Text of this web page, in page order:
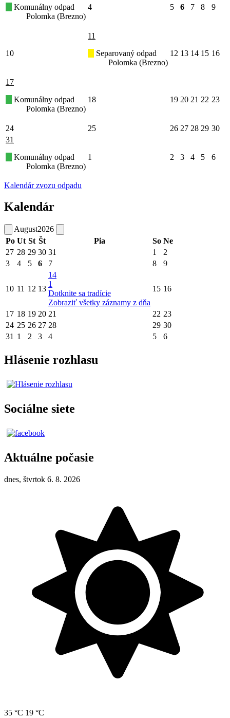
Komunálny odpad
Polomka (Brezno)
4 5 6 7 8 9
10
11
Separovaný odpad
Polomka (Brezno)
12 13 14 15 16
17
Komunálny odpad
Polomka (Brezno)
18 19 20 21 22 23
24 25 26 27 28 29 30
31
Komunálny odpad
Polomka (Brezno)
1 2 3 4 5 6
Kalendár zvozu odpadu
Kalendár
August2026
Po Ut St Št Pia So Ne
27 28 29 30 31 1
2
3
4 5 6 7 8 9
10 11 12 13
14
1
Dotknite sa tradície
Zobraziť všetky záznamy z dňa
15 16
17 18 19 20 21 22 23
24 25 26 27 28 29 30
31 1 2 3 4 5 6
Hlásenie rozhlasu
Sociálne siete
Aktuálne počasie
dnes, štvrtok 6. 8. 2026
35 °C 19 °C